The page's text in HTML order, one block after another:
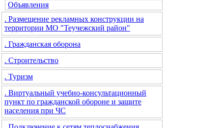
Объявления
. Размещение рекламных конструкции на
территории МО "Теучежский район"
. Гражданская оборона
. Строительство
. Туризм
. Виртуальный учебно-консультационный
пункт по гражданской обороне и защите
населения при ЧС